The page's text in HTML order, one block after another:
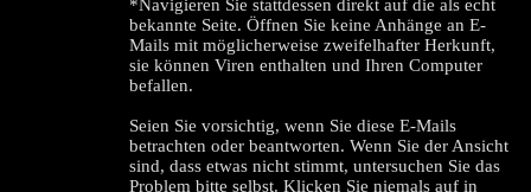
*Navigieren Sie stattdessen direkt auf die als echt
bekannte Seite. Öffnen Sie keine Anhänge an E-
Mails mit möglicherweise zweifelhafter Herkunft,
sie können Viren enthalten und Ihren Computer
befallen.
Seien Sie vorsichtig, wenn Sie diese E-Mails
betrachten oder beantworten. Wenn Sie der Ansicht
sind, dass etwas nicht stimmt, untersuchen Sie das
Problem bitte selbst. Klicken Sie niemals auf in